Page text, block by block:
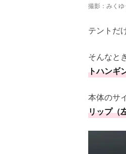
撮影：みく
テントだ
そんなと
トハンギ
本体のサ
リップ（